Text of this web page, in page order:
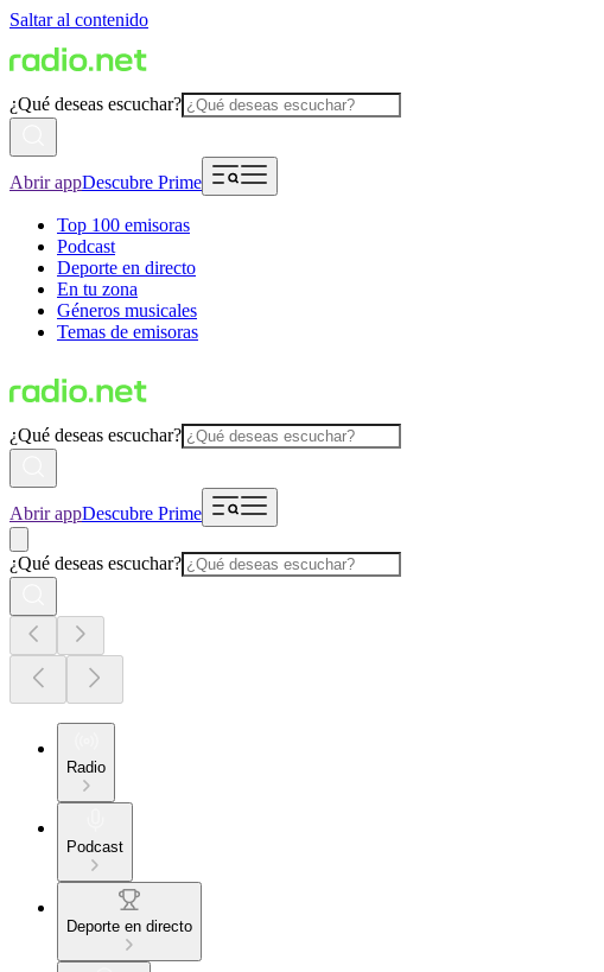
Saltar al contenido
¿Qué deseas escuchar?
Abrir appDescubre Prime
Top 100 emisoras
Podcast
Deporte en directo
En tu zona
Géneros musicales
Temas de emisoras
¿Qué deseas escuchar?
Abrir appDescubre Prime
¿Qué deseas escuchar?
Radio
Podcast
Deporte en directo